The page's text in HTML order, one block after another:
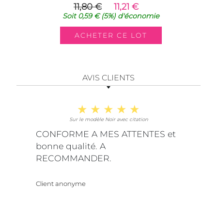
11,80 € 11,21 €
Soit0,59 €(5%) d'économie
AVIS CLIENTS
Sur le modèle Noir avec citation
CONFORME A MES ATTENTES et
bonne qualité. A
RECOMMANDER.
Client anonyme